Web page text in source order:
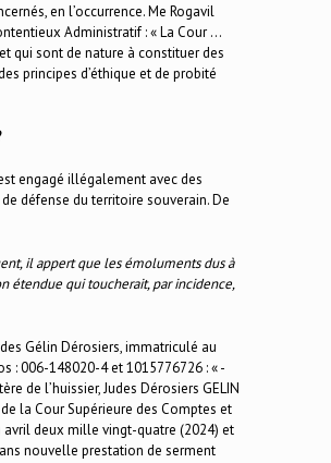
en l’occurrence. Me Rogavil
Administratif : « La Cour …
qui sont de nature à constituer des
principes d’éthique et de probité
engagé illégalement avec des
défense du territoire souverain. De
il appert que les émoluments dus à
étendue qui toucherait, par incidence,
Gélin Dérosiers, immatriculé au
: 006-148020-4 et 1015776726 : « -
de l’huissier, Judes Dérosiers GELIN
la Cour Supérieure des Comptes et
deux mille vingt-quatre (2024) et
nouvelle prestation de serment